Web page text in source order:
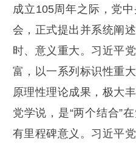
成立105周年之际，党
会，正式提出并系统阐
时、意义重大。习近平
富，以一系列标识性重
原理性理论成果，极大
党学说，是“两个结合”
有里程碑意义。习近平